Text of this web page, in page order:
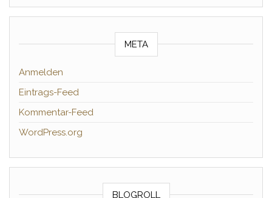
META
Anmelden
Eintrags-Feed
Kommentar-Feed
WordPress.org
BLOGROLL